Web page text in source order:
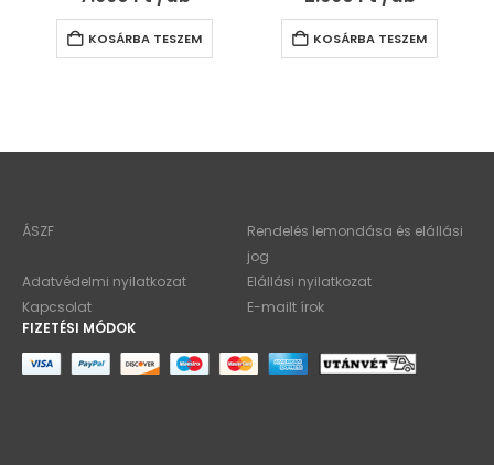
KOSÁRBA TESZEM KOSÁRBA TESZEM
ÁSZF
Rendelés lemondása és elállási
jog
Adatvédelmi nyilatkozat
Elállási nyilatkozat
Kapcsolat
E-mailt írok
FIZETÉSI MÓDOK